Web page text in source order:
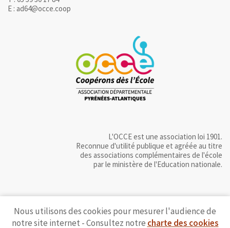
E : ad64@occe.coop
L'OCCE est une association loi 1901.
Reconnue d'utilité publique et agréée au titre
des associations complémentaires de l'école
par le ministère de l'Education nationale.
Nous utilisons des cookies pour mesurer l'audience de
notre site internet - Consultez notre charte des cookies